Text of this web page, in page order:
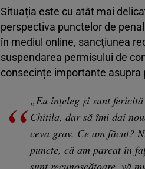
Situația este cu atât mai
perspectiva punctelor de
în mediul online, sancțiunea
suspendarea permisului de
consecințe importante asupra
„Eu înțeleg și sunt
Chitila, dar să îmi dai
ceva grav. Ce am făcut?
puncte, că am parcat în